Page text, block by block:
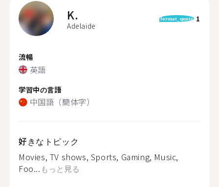
K.
Adelaide
format_quote 1
流暢
英語
学習中の言語
中国語（簡体字）
好きなトピック
Movies, TV shows, Sports, Gaming, Music,
Foo... もっと見る